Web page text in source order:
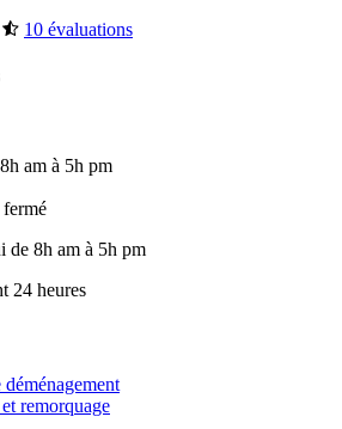
10 évaluations
am à 5h pm
de 8h am à 5h pm
24 heures
remorquage